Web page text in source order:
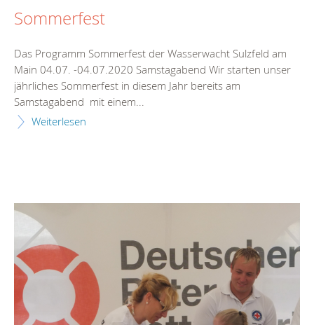
Sommerfest
Das Programm Sommerfest der Wasserwacht Sulzfeld am
Main 04.07. -04.07.2020 Samstagabend Wir starten unser
jährliches Sommerfest in diesem Jahr bereits am
Samstagabend mit einem...
Weiterlesen